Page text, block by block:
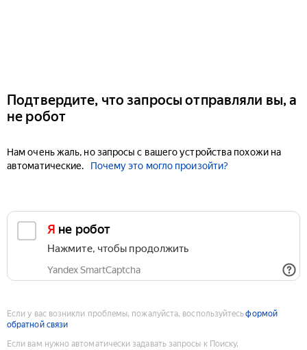
Подтвердите, что запросы отправляли вы, а
не робот
Нам очень жаль, но запросы с вашего устройства похожи на
автоматические.
Почему это могло произойти?
Я не робот
Нажмите, чтобы продолжить
Yandex SmartCaptcha
Если у вас возникли проблемы, пожалуйста, воспользуйтесьформой
обратной связи
Если вам нужно автоматически задавать запросы к Поиску,